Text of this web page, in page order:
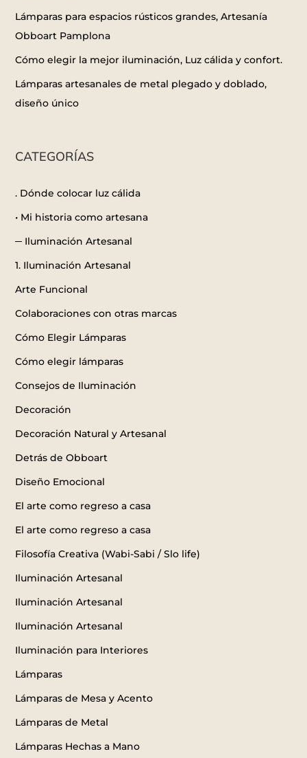
Lámparas para espacios rústicos grandes, Artesanía
Obboart Pamplona
Cómo elegir la mejor iluminación, Luz cálida y confort.
Lámparas artesanales de metal plegado y doblado,
diseño único
CATEGORÍAS
. Dónde colocar luz cálida
• Mi historia como artesana
─ Iluminación Artesanal
1. Iluminación Artesanal
Arte Funcional
Colaboraciones con otras marcas
Cómo Elegir Lámparas
Cómo elegir lámparas
Consejos de Iluminación
Decoración
Decoración Natural y Artesanal
Detrás de Obboart
Diseño Emocional
El arte como regreso a casa
El arte como regreso a casa
Filosofía Creativa (Wabi-Sabi / Slo life)
Iluminación Artesanal
Iluminación Artesanal
Iluminación Artesanal
Iluminación para Interiores
Lámparas
Lámparas de Mesa y Acento
Lámparas de Metal
Lámparas Hechas a Mano